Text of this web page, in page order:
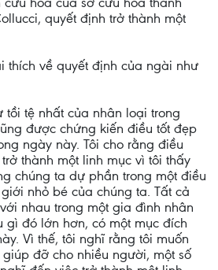
quyết định trở thành một
thích về quyết định của ngài như
tồi tệ nhất của nhân loại trong
được chứng kiến điều tốt đẹp
ngày này. Tôi cho rằng điều
thành một linh mục vì tôi thấy
chúng ta dự phần trong một điều
nhỏ bé của chúng ta. Tất cả
nhau trong một gia đình nhân
gì đó lớn hơn, có một mục đích
Vì thế, tôi nghĩ rằng tôi muốn
đỡ cho nhiều người, một số